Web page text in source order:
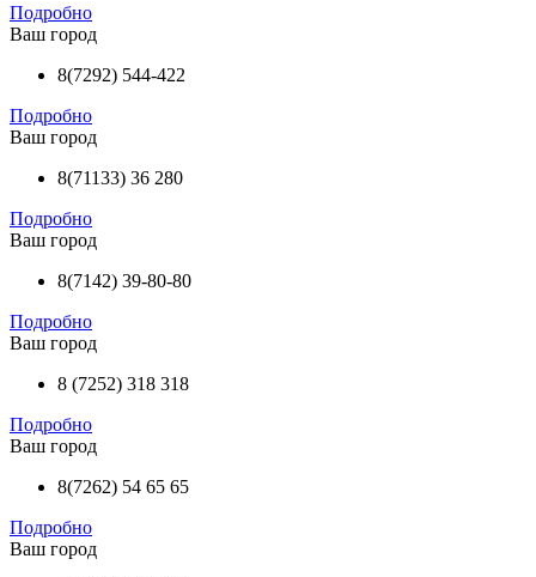
Подробно
Ваш город
8(7292) 544-422
Подробно
Ваш город
8(71133) 36 280
Подробно
Ваш город
8(7142) 39-80-80
Подробно
Ваш город
8 (7252) 318 318
Подробно
Ваш город
8(7262) 54 65 65
Подробно
Ваш город